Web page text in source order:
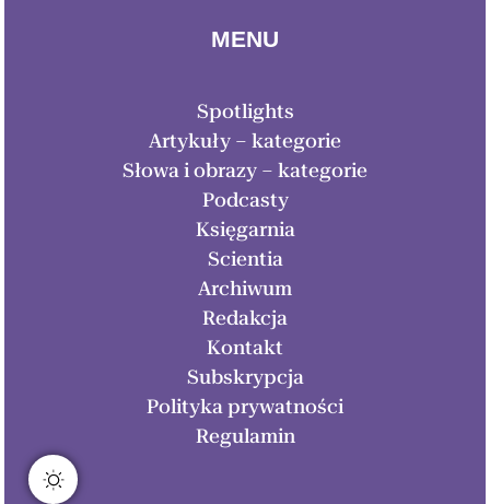
MENU
Spotlights
Artykuły – kategorie
Słowa i obrazy – kategorie
Podcasty
Księgarnia
Scientia
Archiwum
Redakcja
Kontakt
Subskrypcja
Polityka prywatności
Regulamin